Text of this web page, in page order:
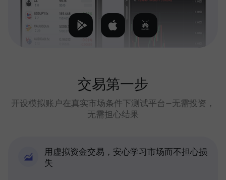
交易第一步
开设模拟账户在真实市场条件下测试平台—无需投资，
无需担心结果
用虚拟资金交易，安心学习市场而不担心损
失